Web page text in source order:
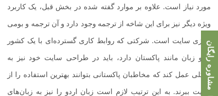
مورد نیاز است. علاوه بر موارد گفته شده در بخش قبل، یک کاربرد
ویژه دیگر نیز برای این شاخه از ترجمه وجود دارد و آن ترجمه و بومی
سازی سایت است. شرکتی که روابط کاری گسترده‌ای با یک کشور
اردو زبان مانند پاکستان دارد، باید در طراحی سایت خود نیز به
شکلی عمل کند که مخاطبان پاکستانی بتوانند بهترین استفاده را از
سایت ببرند. به این ترتیب لازم است زبان اردو را نیز به زبان‌های
مشاوره رایگان